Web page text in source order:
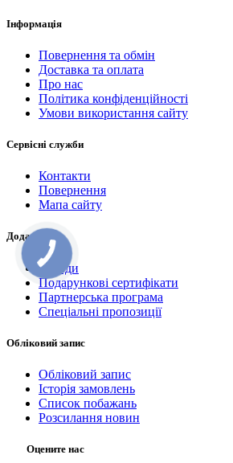
Інформація
Повернення та обмін
Доставка та оплата
Про нас
Політика конфіденційності
Умови використання сайту
Сервісні служби
Контакти
Повернення
Мапа сайту
Додатково
Бренди
Подарункові сертифікати
Партнерська програма
Спеціальні пропозиції
Обліковий запис
Обліковий запис
Історія замовлень
Список побажань
Розсилання новин
Оцените нас